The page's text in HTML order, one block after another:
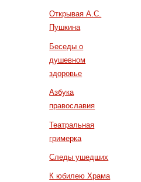
Открывая А.С.
Пушкина
Беседы о
душевном
здоровье
Азбука
православия
Театральная
гримерка
Следы ушедших
К юбилею Храма